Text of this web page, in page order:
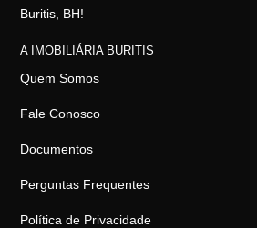
Buritis, BH!
A IMOBILIÁRIA BURITIS
Quem Somos
Fale Conosco
Documentos
Perguntas Frequentes
Política de Privacidade